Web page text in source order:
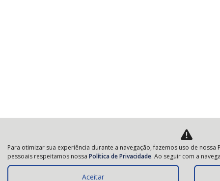
Para otimizar sua experiência durante a navegação, fazemos uso de
pessoais respeitamos nossa Política de Privacidade. Ao seguir com a
Aceitar